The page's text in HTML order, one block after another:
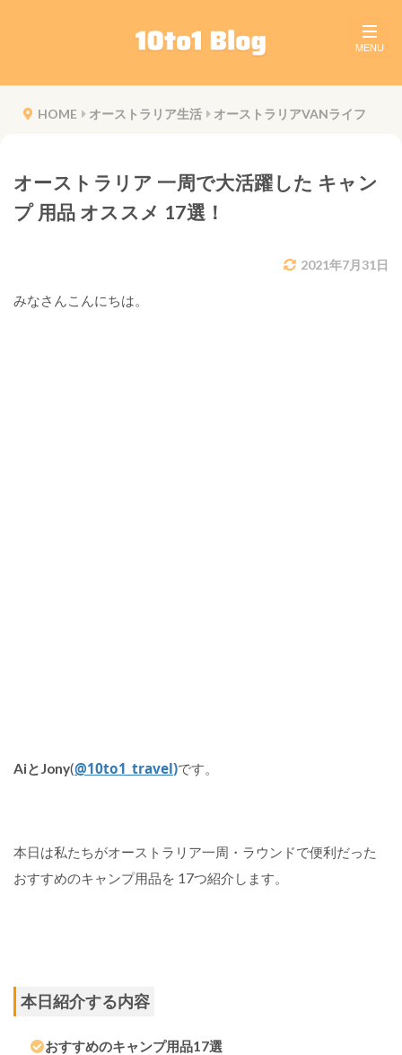
HOME オーストラリア生活 オーストラリアVANライフ
オーストラリア 一周で大活躍した キャン
プ 用品 オススメ 17選！
2021年7月31日
みなさんこんにちは。
AiとJony(@10to1_travel)です。
本日は私たちがオーストラリア一周・ラウンドで便利だった
おすすめのキャンプ用品を 17つ紹介します。
本日紹介する内容
おすすめのキャンプ用品17選